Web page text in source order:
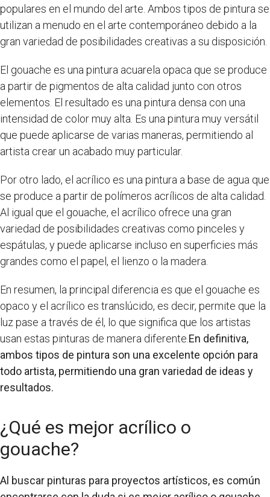
populares en el mundo del arte. Ambos tipos de pintura se
utilizan a menudo en el arte contemporáneo debido a la
gran variedad de posibilidades creativas a su disposición.
El gouache es una pintura acuarela opaca que se produce
a partir de pigmentos de alta calidad junto con otros
elementos. El resultado es una pintura densa con una
intensidad de color muy alta. Es una pintura muy versátil
que puede aplicarse de varias maneras, permitiendo al
artista crear un acabado muy particular.
Por otro lado, el acrílico es una pintura a base de agua que
se produce a partir de polímeros acrílicos de alta calidad.
Al igual que el gouache, el acrílico ofrece una gran
variedad de posibilidades creativas como pinceles y
espátulas, y puede aplicarse incluso en superficies más
grandes como el papel, el lienzo o la madera.
En resumen, la principal diferencia es que el gouache es
opaco y el acrílico es translúcido, es decir, permite que la
luz pase a través de él, lo que significa que los artistas
usan estas pinturas de manera diferente. En definitiva,
ambos tipos de pintura son una excelente opción para
todo artista, permitiendo una gran variedad de ideas y
resultados.
¿Qué es mejor acrílico o
gouache?
Al buscar pinturas para proyectos artísticos, es común